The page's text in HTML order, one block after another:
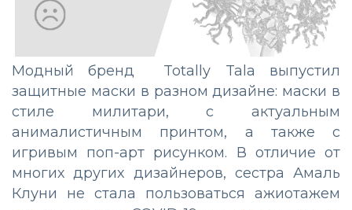
Модный бренд Totally Tala выпустил
защитные маски в разном дизайне: маски в
стиле милитари, с актуальным
анималистичным принтом, а также с
игривым поп-арт рисунком. В отличие от
многих других дизайнеров, сестра Амаль
Клуни не стала пользоваться ажиотажем